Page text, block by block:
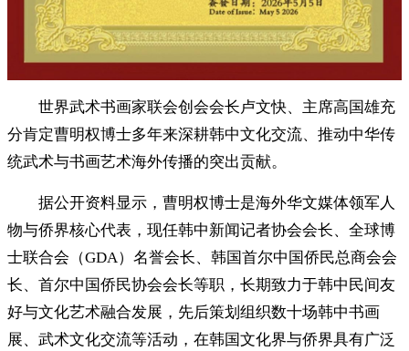
世界武术书画家联会创会会长卢文快、主席高国雄充
分肯定曹明权博士多年来深耕韩中文化交流、推动中华传
统武术与书画艺术海外传播的突出贡献。
据公开资料显示，曹明权博士是海外华文媒体领军人
物与侨界核心代表，现任韩中新闻记者协会会长、全球博
士联合会（GDA）名誉会长、韩国首尔中国侨民总商会会
长、首尔中国侨民协会会长等职，长期致力于韩中民间友
好与文化艺术融合发展，先后策划组织数十场韩中书画
展、武术文化交流等活动，在韩国文化界与侨界具有广泛